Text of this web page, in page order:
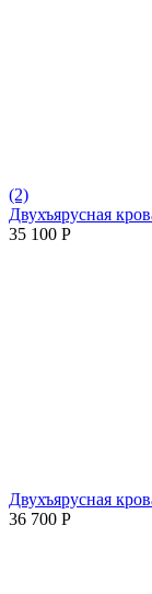
(2)
Двухъярусная
35 100 Р
Двухъярусная
36 700 Р